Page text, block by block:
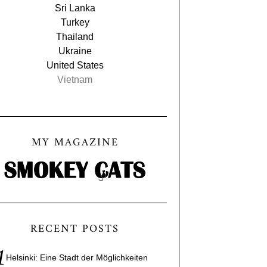
Sri Lanka
Turkey
Thailand
Ukraine
United States
Vietnam
MY MAGAZINE
RECENT POSTS
Helsinki: Eine Stadt der Möglichkeiten